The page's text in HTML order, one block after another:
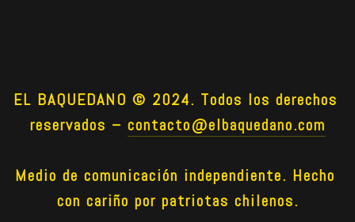
EL BAQUEDANO © 2024. Todos los derechos
reservados – contacto@elbaquedano.com
Medio de comunicación independiente. Hecho
con cariño por patriotas chilenos.